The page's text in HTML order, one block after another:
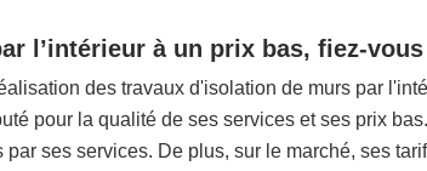
l’intérieur à un prix bas, fiez-
des travaux d'isolation de murs par
pour la qualité de ses services et ses prix
ses services. De plus, sur le marché, ses